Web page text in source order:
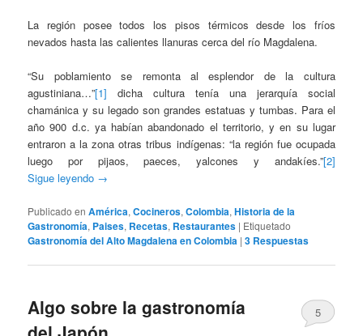
La región posee todos los pisos térmicos desde los fríos
nevados hasta las calientes llanuras cerca del río Magdalena.
“Su poblamiento se remonta al esplendor de la cultura
agustiniana…”[1] dicha cultura tenía una jerarquía social
chamánica y su legado son grandes estatuas y tumbas. Para el
año 900 d.c. ya habían abandonado el territorio, y en su lugar
entraron a la zona otras tribus indígenas: “la región fue ocupada
luego por pijaos, paeces, yalcones y andakíes.”[2]
Sigue leyendo →
Publicado en América,Cocineros,Colombia,Historia de la
Gastronomía, Paises, Recetas, Restaurantes | Etiquetado
Gastronomía del Alto Magdalena en Colombia |3 Respuestas
Algo sobre la gastronomía
5